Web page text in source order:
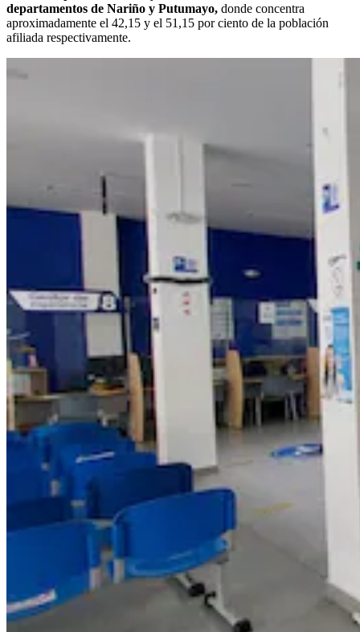
departamentos de Nariño y Putumayo, donde concentra
aproximadamente el 42,15 y el 51,15 por ciento de la población
afiliada respectivamente.